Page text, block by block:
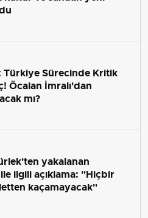
Türkiye Sürecinde Kritik
Öcalan İmralı'dan
mı?
yakalanan
ilgili açıklama: "Hiçbir
kaçamayacak"